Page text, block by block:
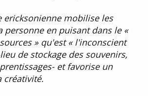
ericksonienne mobilise les
personne en puisant dans le «
» qu'est « l'inconscient
de stockage des souvenirs,
et favorise un
créativité.